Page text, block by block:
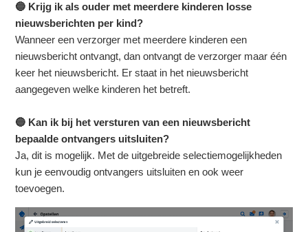
🔵 Krijg ik als ouder met meerdere kinderen losse
nieuwsberichten per kind?
Wanneer een verzorger met meerdere kinderen een
nieuwsbericht ontvangt, dan ontvangt de verzorger maar één
keer het nieuwsbericht. Er staat in het nieuwsbericht
aangegeven welke kinderen het betreft.
🔵 Kan ik bij het versturen van een nieuwsbericht
bepaalde ontvangers uitsluiten?
Ja, dit is mogelijk. Met de uitgebreide selectiemogelijkheden
kun je eenvoudig ontvangers uitsluiten en ook weer
toevoegen.